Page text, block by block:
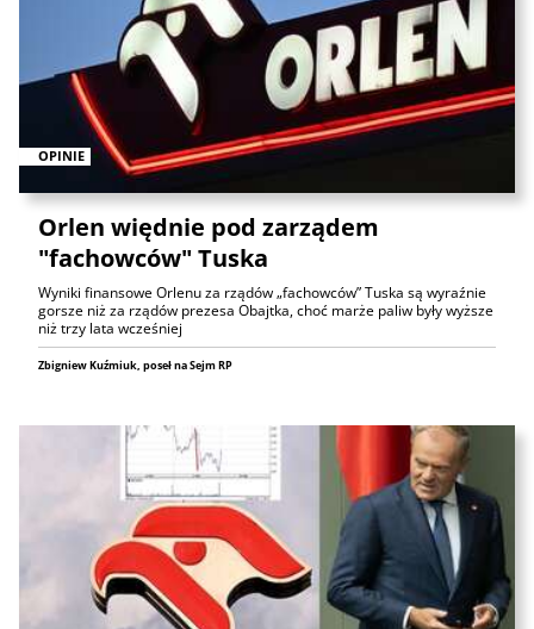
OPINIE
Orlen więdnie pod zarządem
"fachowców" Tuska
Wyniki finansowe Orlenu za rządów „fachowców” Tuska są wyraźnie
gorsze niż za rządów prezesa Obajtka, choć marże paliw były wyższe
niż trzy lata wcześniej
Zbigniew Kuźmiuk, poseł na Sejm RP